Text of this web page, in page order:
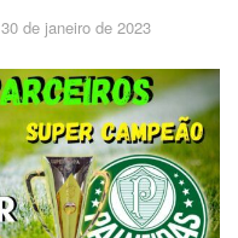
30 de janeiro de 2023